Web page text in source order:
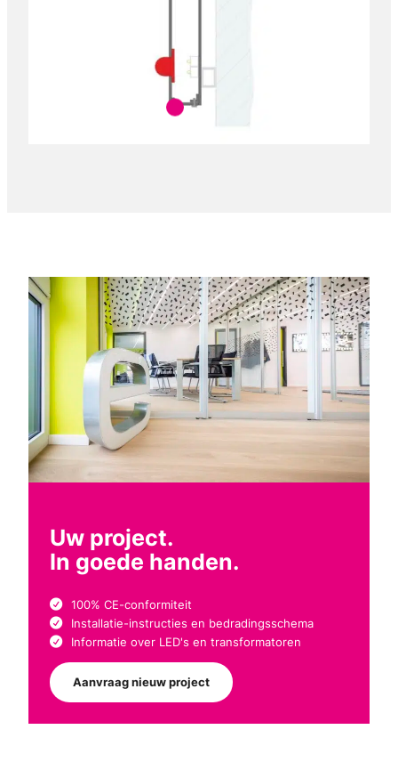
Uw project.
In goede handen.
100% CE-conformiteit
Installatie-instructies en bedradingsschema
Informatie over LED's en transformatoren
Aanvraag nieuw project